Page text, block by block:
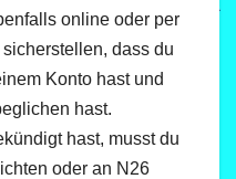
online oder per
dass du
Konto hast und
hast.
hast, musst du
oder an N26